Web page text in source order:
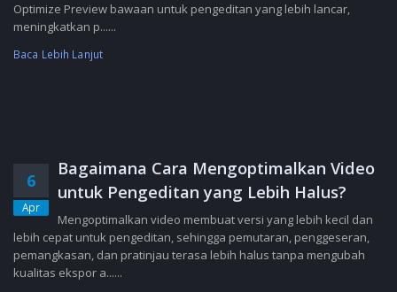
Optimize Preview bawaan untuk pengeditan yang lebih lancar,
meningkatkan p......
Baca Lebih Lanjut
6
Apr
Bagaimana Cara Mengoptimalkan Video
untuk Pengeditan yang Lebih Halus?
Mengoptimalkan video membuat versi yang lebih kecil dan
lebih cepat untuk pengeditan, sehingga pemutaran, penggeseran,
pemangkasan, dan pratinjau terasa lebih halus tanpa mengubah
kualitas ekspor a......